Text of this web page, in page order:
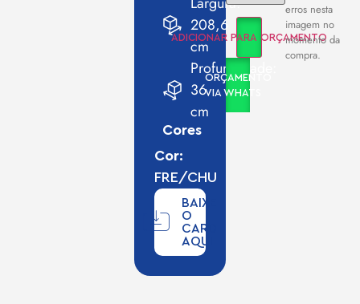
208,6
cm
Profundidade:
36
cm
Cores
Cor:
FRE/CHU
BAIXE
O
CARD
AQUI
ADICIONAR PARA ORÇAMENTO
ORÇAMENTO
VIA WHATS
erros nesta
imagem no
momento da
compra.